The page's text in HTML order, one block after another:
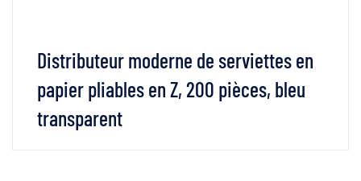
Distributeur moderne de serviettes en
papier pliables en Z, 200 pièces, bleu
transparent